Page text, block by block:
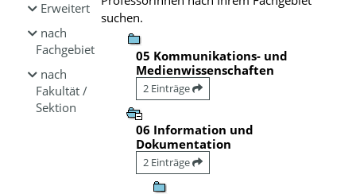
Erweitert
nach
Fachgebiet
nach
Fakultät /
Sektion
suchen.
05 Kommunikations- und
Medienwissenschaften
2 Einträge
06 Information und
Dokumentation
2 Einträge